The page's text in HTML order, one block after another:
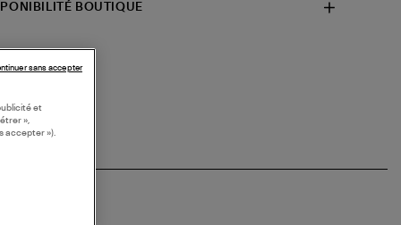
BOUTIQUE
et
»,
accepter »).
sans accepter